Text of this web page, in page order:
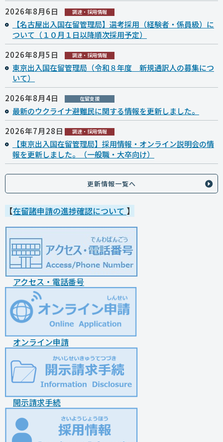
2026年8月6日
調達・採用情報
【名古屋出入国在留管理局】選考採用（経験者・係員級）に
ついて（１０月１日以降順次採用予定）
2026年8月5日
調達・採用情報
東京出入国在留管理局（令和８年度 新規通訳人の募集につ
いて）
2026年8月4日
在留支援
最新のウクライナ避難民に関する情報を更新しました。
2026年7月28日
調達・採用情報
【東京出入国在留管理局】採用情報・オンライン説明会の情
報を更新しました。（一般職・大卒向け）
更新情報一覧へ
【在留諸申請の進捗確認について 】
アクセス・電話番号
オンライン申請
開示請求手続